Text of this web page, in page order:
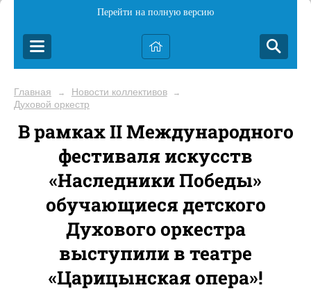
Перейти на полную версию
Главная → Новости коллективов →
Духовой оркестр
В рамках II Международного
фестиваля искусств
«Наследники Победы»
обучающиеся детского
Духового оркестра
выступили в театре
«Царицынская опера»!